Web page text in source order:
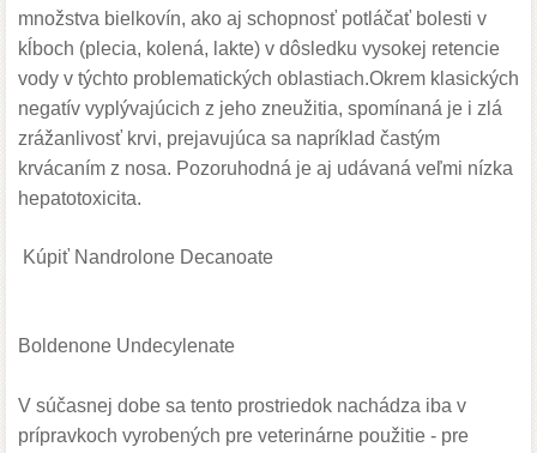
množstva bielkovín, ako aj schopnosť potláčať bolesti v
kĺboch (plecia, kolená, lakte) v dôsledku vysokej retencie
vody v týchto problematických oblastiach.Okrem klasických
negatív vyplývajúcich z jeho zneužitia, spomínaná je i zlá
zrážanlivosť krvi, prejavujúca sa napríklad častým
krvácaním z nosa. Pozoruhodná je aj udávaná veľmi nízka
hepatotoxicita.
Kúpiť Nandrolone Decanoate
Boldenone Undecylenate
V súčasnej dobe sa tento prostriedok nachádza iba v
prípravkoch vyrobených pre veterinárne použitie - pre